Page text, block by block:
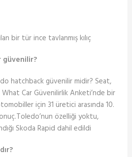
bir tür ince tavlanmış kılıç
güvenilir?
hatchback güvenilir midir? Seat,
Car Güvenilirlik Anketi’nde bir
için 31 üretici arasında 10.
özelliği yoktu,
Skoda Rapid dahil edildi